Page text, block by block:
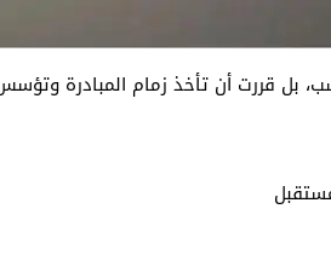
بل قررت أن تأخذ زمام المبادرة